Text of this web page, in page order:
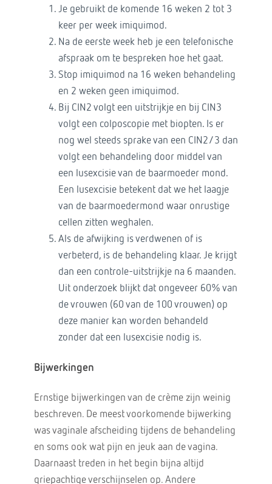
Je gebruikt de komende 16 weken 2 tot 3
keer per week imiquimod.
Na de eerste week heb je een telefonische
afspraak om te bespreken hoe het gaat.
Stop imiquimod na 16 weken behandeling
en 2 weken geen imiquimod.
Bij CIN2 volgt een uitstrijkje en bij CIN3
volgt een colposcopie met biopten. Is er
nog wel steeds sprake van een CIN2/3 dan
volgt een behandeling door middel van
een lusexcisie van de baarmoeder mond.
Een lusexcisie betekent dat we het laagje
van de baarmoedermond waar onrustige
cellen zitten weghalen.
Als de afwijking is verdwenen of is
verbeterd, is de behandeling klaar. Je krijgt
dan een controle-uitstrijkje na 6 maanden.
Uit onderzoek blijkt dat ongeveer 60% van
de vrouwen (60 van de 100 vrouwen) op
deze manier kan worden behandeld
zonder dat een lusexcisie nodig is.
Bijwerkingen
Ernstige bijwerkingen van de crème zijn weinig
beschreven. De meest voorkomende bijwerking
was vaginale afscheiding tijdens de behandeling
en soms ook wat pijn en jeuk aan de vagina.
Daarnaast treden in het begin bijna altijd
griepachtige verschijnselen op. Andere